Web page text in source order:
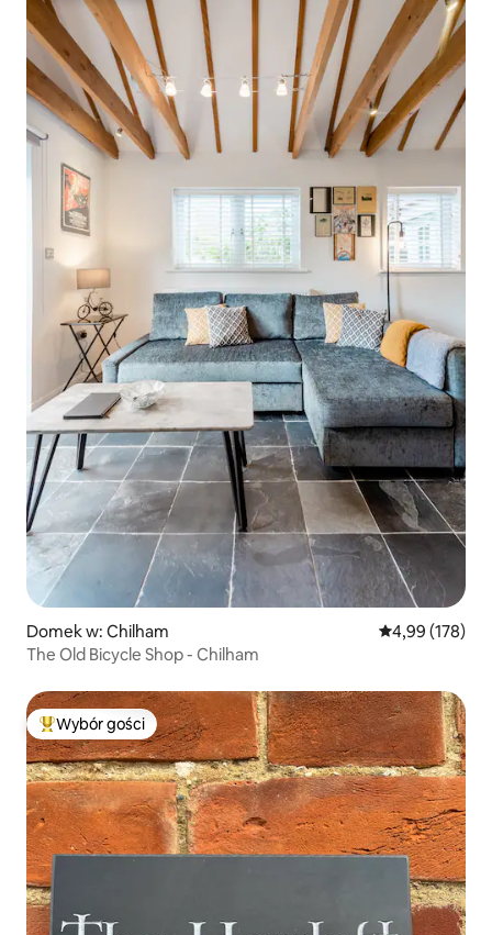
Domek w: Chilham Średnia
4,99 (178)
The Old Bicycle Shop - Chilham
Najpopularniejsze z kategorii Wybór gości
Wybór gości